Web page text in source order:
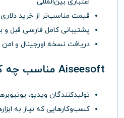
اعتباری بین‌المللی
قیمت مناسب‌تر از خرید
پشتیبانی کامل فارسی قبل و
دریافت نسخه اورجینال و
Aiseesoft مناسب چه کسانی است؟
تولیدکنندگان ویدیو،
کسب‌وکارهایی که نیاز به